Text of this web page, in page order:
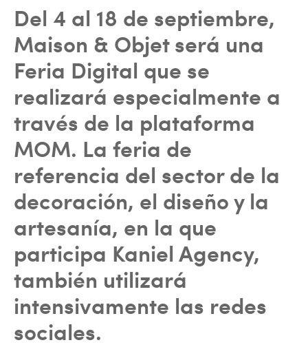
Del 4 al 18 de septiembre,
Maison & Objet será una
Feria Digital que se
realizará especialmente a
través de la plataforma
MOM. La feria de
referencia del sector de la
decoración, el diseño y la
artesanía, en la que
participa Kaniel Agency,
también utilizará
intensivamente las redes
sociales.